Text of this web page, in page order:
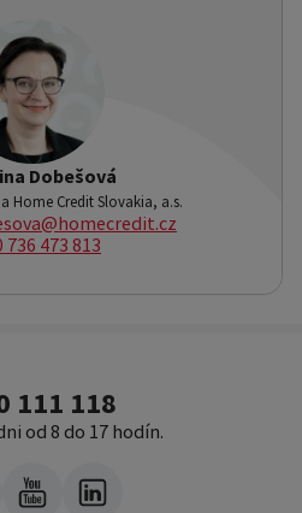
Dobešová
Home Credit Slovakia, a.s.
736 473 813
111 118
od 8 do 17 hodín.